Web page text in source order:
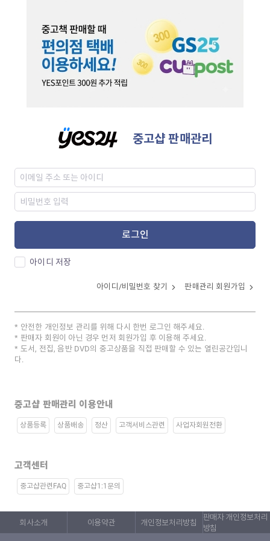
중고샵 판매관리
로그인
아이디 저장
아이디/비밀번호 찾기 판매관리 회원가입
안전한 개인정보 관리를 위해 다시 한번 로그인 해주세요.
판매자 회원이 아닌 경우 먼저 회원가입 후 이용해 주세요.
도서, 전집, 음반 DVD의 중고상품을 직접 판매할 수 있는 열린공간입니
다.
중고샵 판매관리 이용안내
상품등록 상품배송 정산 고객서비스관련 사업자회원전환
고객센터
중고샵관련FAQ 중고샵1:1문의
회사소개 이용약관 개인정보처리방침
판매자 개인정보처리
방침